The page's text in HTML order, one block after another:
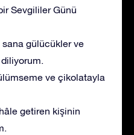
Sevgililer Günü
sana gülücükler ve
ve çikolatayla
getiren kişinin